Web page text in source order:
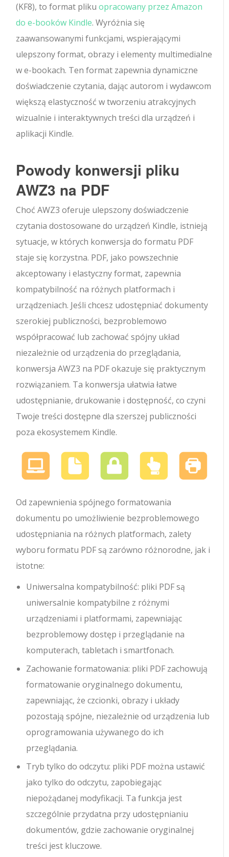
(KF8), to format pliku opracowany przez Amazon
do e-booków Kindle. Wyróżnia się
zaawansowanymi funkcjami, wspierającymi
ulepszony format, obrazy i elementy multimedialne
w e-bookach. Ten format zapewnia dynamiczne
doświadczenie czytania, dając autorom i wydawcom
większą elastyczność w tworzeniu atrakcyjnych
wizualnie i interaktywnych treści dla urządzeń i
aplikacji Kindle.
Powody konwersji pliku
AWZ3 na PDF
Choć AWZ3 oferuje ulepszony doświadczenie
czytania dostosowane do urządzeń Kindle, istnieją
sytuacje, w których konwersja do formatu PDF
staje się korzystna. PDF, jako powszechnie
akceptowany i elastyczny format, zapewnia
kompatybilność na różnych platformach i
urządzeniach. Jeśli chcesz udostępniać dokumenty
szerokiej publiczności, bezproblemowo
współpracować lub zachować spójny układ
niezależnie od urządzenia do przeglądania,
konwersja AWZ3 na PDF okazuje się praktycznym
rozwiązaniem. Ta konwersja ułatwia łatwe
udostępnianie, drukowanie i dostępność, co czyni
Twoje treści dostępne dla szerszej publiczności
poza ekosystemem Kindle.
Od zapewnienia spójnego formatowania
dokumentu po umożliwienie bezproblemowego
udostępniania na różnych platformach, zalety
wyboru formatu PDF są zarówno różnorodne, jak i
istotne:
Uniwersalna kompatybilność: pliki PDF są
uniwersalnie kompatybilne z różnymi
urządzeniami i platformami, zapewniając
bezproblemowy dostęp i przeglądanie na
komputerach, tabletach i smartfonach.
Zachowanie formatowania: pliki PDF zachowują
formatowanie oryginalnego dokumentu,
zapewniając, że czcionki, obrazy i układy
pozostają spójne, niezależnie od urządzenia lub
oprogramowania używanego do ich
przeglądania.
Tryb tylko do odczytu: pliki PDF można ustawić
jako tylko do odczytu, zapobiegając
niepożądanej modyfikacji. Ta funkcja jest
szczególnie przydatna przy udostępnianiu
dokumentów, gdzie zachowanie oryginalnej
treści jest kluczowe.